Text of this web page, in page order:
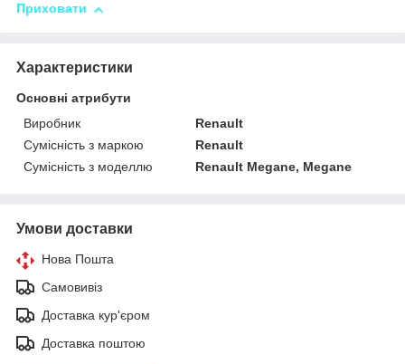
Приховати
Характеристики
Основні атрибути
Виробник
Renault
Сумісність з маркою
Renault
Сумісність з моделлю
Renault Megane, Megane
Умови доставки
Нова Пошта
Самовивіз
Доставка кур'єром
Доставка поштою